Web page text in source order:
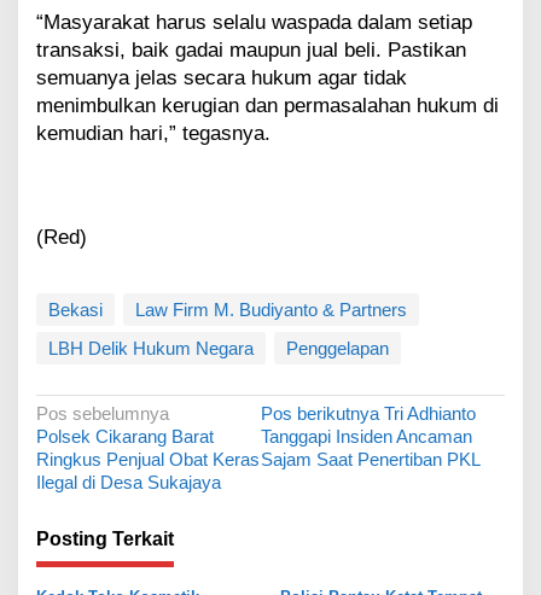
“Masyarakat harus selalu waspada dalam setiap
transaksi, baik gadai maupun jual beli. Pastikan
semuanya jelas secara hukum agar tidak
menimbulkan kerugian dan permasalahan hukum di
kemudian hari,” tegasnya.
(Red)
Bekasi
Law Firm M. Budiyanto & Partners
LBH Delik Hukum Negara
Penggelapan
N
a
v
g
a
Pos sebelumnya
Polsek Cikarang Barat
Ringkus Penjual Obat Keras
Ilegal di Desa Sukajaya
Pos berikutnya Tri Adhianto
Tanggapi Insiden Ancaman
Sajam Saat Penertiban PKL
Posting Terkait